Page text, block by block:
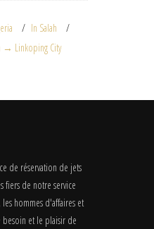
In Salah
→ Linkoping City
de réservation de jets
fiers de notre service
hommes d'affaires et
et le plaisir de